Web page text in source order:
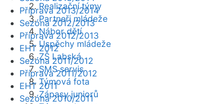
Realizační týmy
Partneři mládeže
Nábor dětí
Úspěchy mládeže
ZŠ Labská
SMS servis
Týmová fota
Zápasy juniorů
Příprava 2013/2014
Sezóna 2012/2013
Příprava 2012/2013
EHT 2012
Sezóna 2011/2012
Příprava 2011/2012
EHT 2011
Sezóna 2010/2011